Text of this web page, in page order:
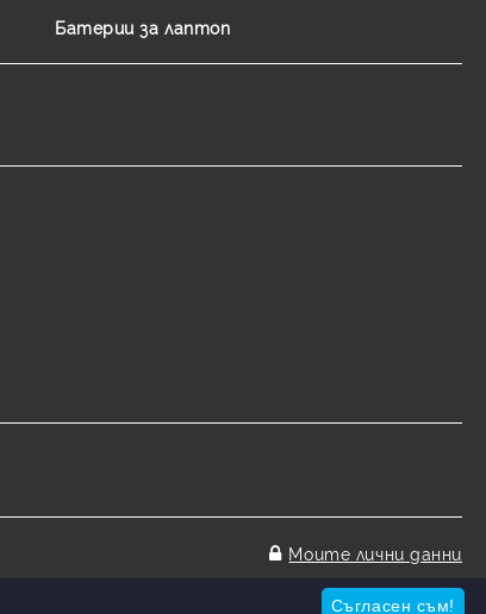
Батерии за лаптоп
Моите лични данни
Съгласен съм!